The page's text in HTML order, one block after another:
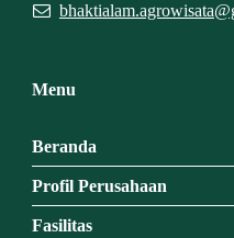
Menu
Beranda
Profil Perusahaan
Fasilitas